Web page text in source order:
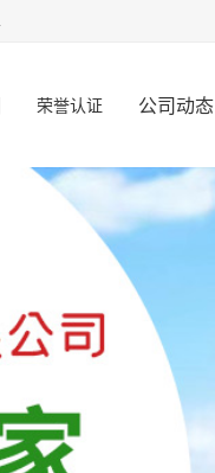
,加工，及安装一站式服务。
荣誉认证 公司动态